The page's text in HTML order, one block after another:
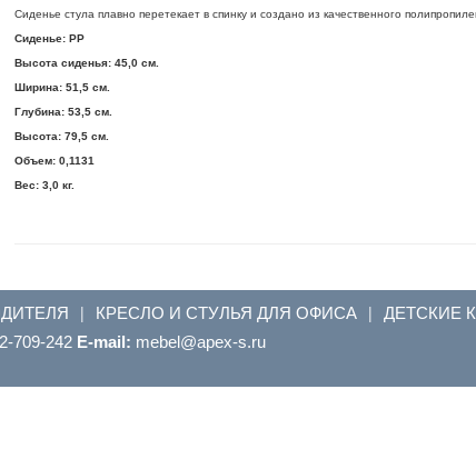
Сиденье стула плавно перетекает в спинку и создано из качественного
Сиденье: PP
Высота сиденья: 45,0 см.
Ширина: 51,5 см.
Глубина: 53,5 см.
Высота: 79,5 см.
Объем: 0,1131
Вес: 3,0 кг.
| КРЕСЛО И СТУЛЬЯ ДЛЯ ОФИСА | ДЕТСКИЕ
709-242 E-mail: ur.s-xepa@lebem